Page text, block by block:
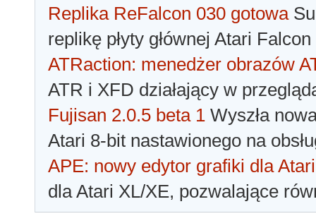
Replika ReFalcon 030 gotowa
replikę płyty głównej Atari
ATRaction: menedżer obrazów
ATR i XFD działający w
Fujisan 2.0.5 beta 1 Wyszła
Atari 8-bit nastawionego na
APE: nowy edytor grafiki dla Atari
dla Atari XL/XE, pozwalające